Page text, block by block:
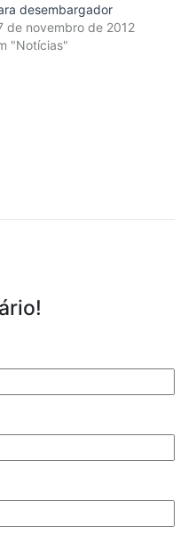
desembargador
de novembro de 2012
"Notícias"